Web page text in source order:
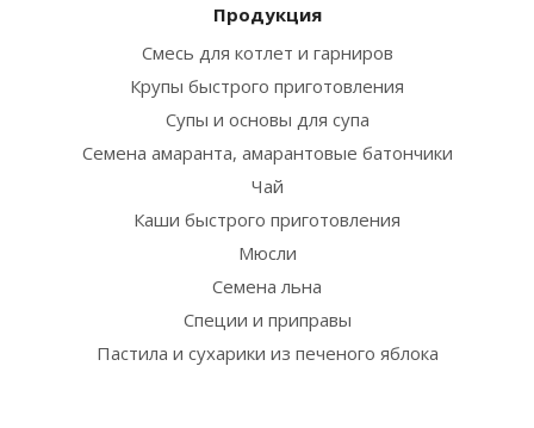
Продукция
Смесь для котлет и гарниров
Крупы быстрого приготовления
Супы и основы для супа
Семена амаранта, амарантовые батончики
Чай
Каши быстрого приготовления
Мюсли
Семена льна
Специи и приправы
Пастила и сухарики из печеного яблока